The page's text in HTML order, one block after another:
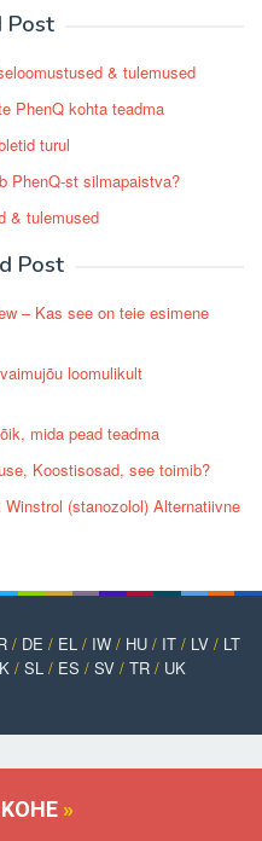
»
Post
& tulemused
PhenQ kohta teadma
turul
PhenQ-st silmapaistva?
& tulemused
Post
– Kas see on teie esimene
loomulikult
mida pead teadma
Koostisosad, see toimib?
(stanozolol) Alternatiivne
/ DE / EL/ IW/ HU/ IT/ LV/ LT
/ SL/ ES / SV/ TR/ UK